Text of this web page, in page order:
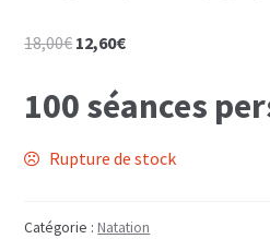
18,00€ Le
initial
était :
18,00€.
12,60€Le
actuel
est :
12,60€.
100 séances
Rupture de stock
Catégorie :Natation